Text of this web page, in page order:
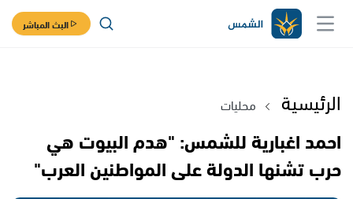
البث المباشر
الرئيسية محليات
احمد اغبارية للشمس: "هدم البيوت هي
حرب تشنها الدولة على المواطنين العرب"